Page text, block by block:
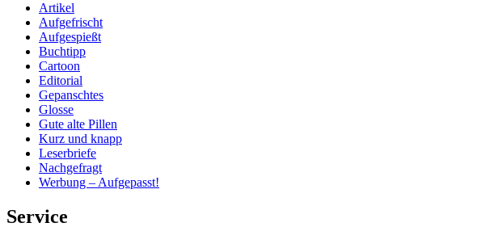
Artikel
Aufgefrischt
Aufgespießt
Buchtipp
Cartoon
Editorial
Gepanschtes
Glosse
Gute alte Pillen
Kurz und knapp
Leserbriefe
Nachgefragt
Werbung – Aufgepasst!
Service